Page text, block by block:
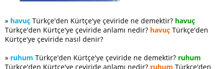
» havuç Türkçe'den Kürtçe'ye çeviride ne demektir? havuç
Türkçe'den Kürtçe'ye çeviride anlamı nedir? havuç Türkçe'den
Kürtçe'ye çeviride nasıl denir?
» ruhum Türkçe'den Kürtçe'ye çeviride ne demektir? ruhum
Türkçe'den Kürtçe'ye çeviride anlamı nedir? ruhum Türkçe'den